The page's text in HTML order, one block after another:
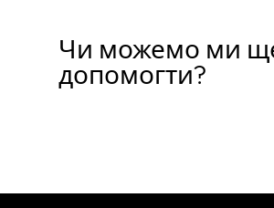
Чи можемо ми
допомогти?